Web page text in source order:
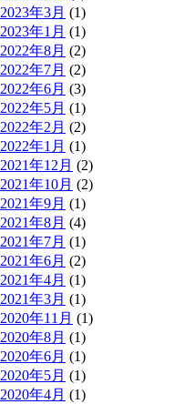
2023年3月 (1)
2023年1月 (1)
2022年8月 (2)
2022年7月 (2)
2022年6月 (3)
2022年5月 (1)
2022年2月 (2)
2022年1月 (1)
2021年12月 (2)
2021年10月 (2)
2021年9月 (1)
2021年8月 (4)
2021年7月 (1)
2021年6月 (2)
2021年4月 (1)
2021年3月 (1)
2020年11月 (1)
2020年8月 (1)
2020年6月 (1)
2020年5月 (1)
2020年4月 (1)